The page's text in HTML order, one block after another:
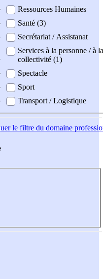
Ressources Humaines
Santé (3)
Secrétariat / Assistanat
Services à la personne / à la
collectivité (1)
Spectacle
Sport
Transport / Logistique
le filtre du domaine